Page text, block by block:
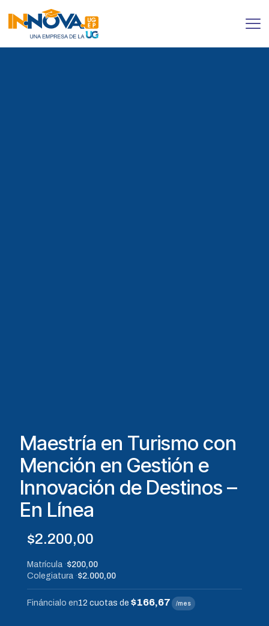
Maestría en Turismo con
Mención en Gestión e
Innovación de Destinos –
En Línea
$2.200,00
Matrícula $200,00
Colegiatura $2.000,00
Fináncialo en12 cuotas de $166,67 /mes